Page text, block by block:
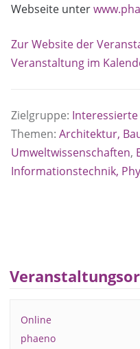
Webseite unter
Zur Website der
Veranstaltung im
Zielgruppe: Interessierte
Themen: Architektur,
Umweltwissenschaften,
Informationstechnik,
Online
phaeno